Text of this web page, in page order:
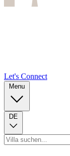
Let's Connect